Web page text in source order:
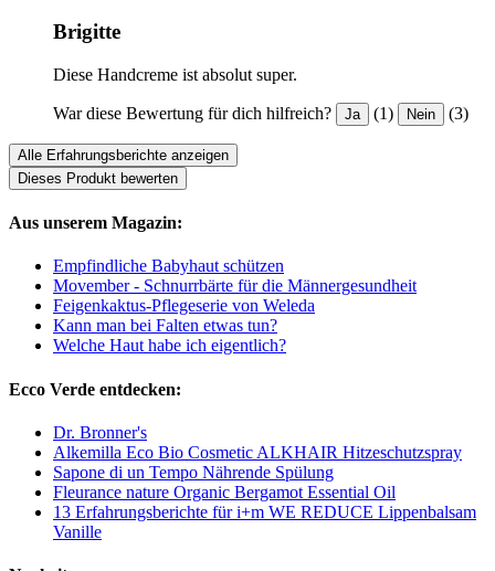
Brigitte
Diese Handcreme ist absolut super.
War diese Bewertung für dich hilfreich? Ja (1) Nein (3)
Alle Erfahrungsberichte anzeigen
Dieses Produkt bewerten
Aus unserem Magazin:
Empfindliche Babyhaut schützen
Movember - Schnurrbärte für die Männergesundheit
Feigenkaktus-Pflegeserie von Weleda
Kann man bei Falten etwas tun?
Welche Haut habe ich eigentlich?
Ecco Verde entdecken:
Dr. Bronner's
Alkemilla Eco Bio Cosmetic ALKHAIR Hitzeschutzspray
Sapone di un Tempo Nährende Spülung
Fleurance nature Organic Bergamot Essential Oil
13 Erfahrungsberichte für i+m WE REDUCE Lippenbalsam
Vanille